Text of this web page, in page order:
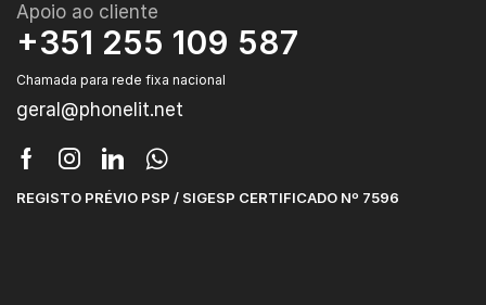
Apoio ao cliente
+351 255 109 587
Chamada para rede fixa nacional
geral@phonelit.net
REGISTO PRÉVIO PSP / SIGESP CERTIFICADO Nº 7596